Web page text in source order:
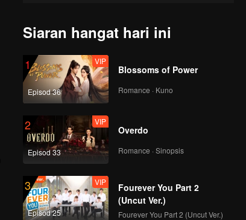
26 27
Siaran hangat hari ini
1
Episod 36
VIP
Blossoms of Power
Romance · Kuno
2
Episod 33
VIP
Overdo
Romance · Sinopsis
3
Episod 25
VIP
Fourever You Part 2
(Uncut Ver.)
Fourever You Part 2 (Uncut Ver.)